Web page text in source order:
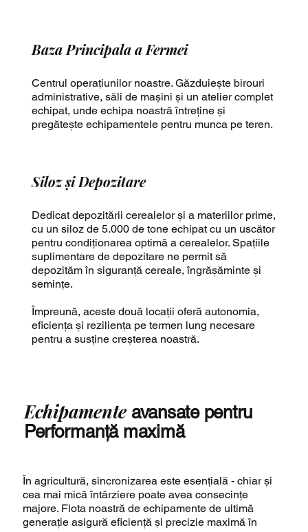
Baza Principala a Fermei
Centrul operațiunilor noastre. Găzduiește birouri
administrative, săli de mașini și un atelier complet
echipat, unde echipa noastră întreține și
pregătește echipamentele pentru munca pe teren.
Siloz și Depozitare
Dedicat depozitării cerealelor și a materiilor prime,
cu un siloz de 5.000 de tone echipat cu un uscător
pentru condiționarea optimă a cerealelor. Spațiile
suplimentare de depozitare ne permit să
depozităm în siguranță cereale, îngrășăminte și
semințe.
Împreună, aceste două locații oferă autonomia,
eficiența și reziliența pe termen lung necesare
pentru a susține creșterea noastră.
Echipamenteavansate pentru
Performanță maximă
În agricultură, sincronizarea este esențială - chiar și
cea mai mică întârziere poate avea consecințe
majore. Flota noastră de echipamente de ultimă
generație asigură eficiență și precizie maximă în